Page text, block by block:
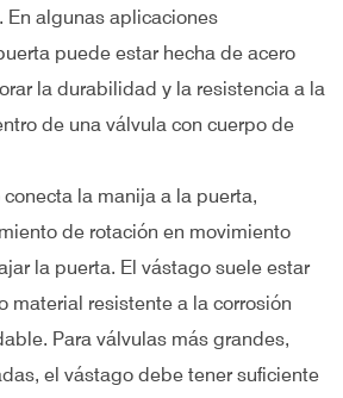
En algunas aplicaciones
puede estar hecha de acero
la durabilidad y la resistencia a la
de una válvula con cuerpo de
la manija a la puerta,
de rotación en movimiento
la puerta. El vástago suele estar
material resistente a la corrosión
Para válvulas más grandes,
el vástago debe tener suficiente